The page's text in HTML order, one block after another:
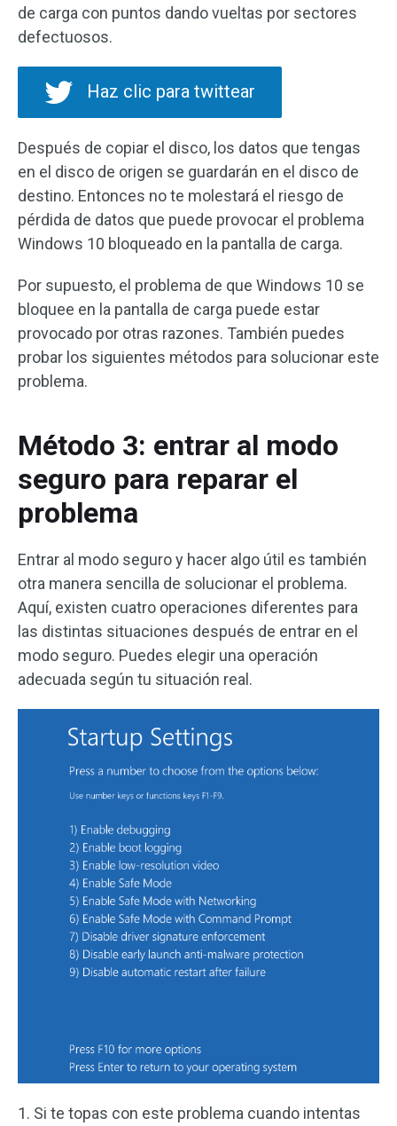
de carga con puntos dando vueltas por sectores
defectuosos.
Haz clic para twittear
Después de copiar el disco, los datos que tengas
en el disco de origen se guardarán en el disco de
destino. Entonces no te molestará el riesgo de
pérdida de datos que puede provocar el problema
Windows 10 bloqueado en la pantalla de carga.
Por supuesto, el problema de que Windows 10 se
bloquee en la pantalla de carga puede estar
provocado por otras razones. También puedes
probar los siguientes métodos para solucionar este
problema.
Método 3: entrar al modo
seguro para reparar el
problema
Entrar al modo seguro y hacer algo útil es también
otra manera sencilla de solucionar el problema.
Aquí, existen cuatro operaciones diferentes para
las distintas situaciones después de entrar en el
modo seguro. Puedes elegir una operación
adecuada según tu situación real.
1. Si te topas con este problema cuando intentas